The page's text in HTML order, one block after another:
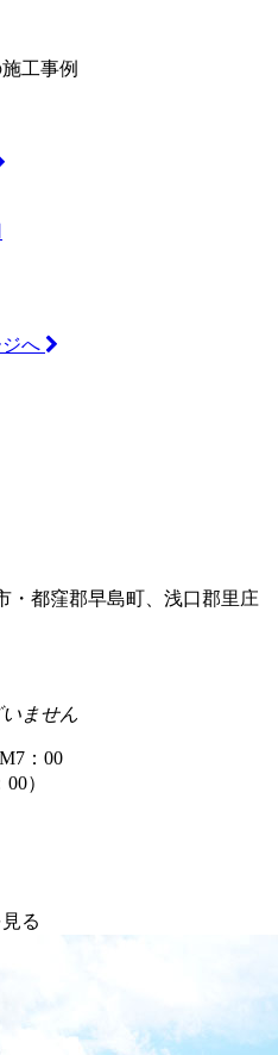
工事例
へ
・都窪郡早島町、浅口郡里庄
ません
：00
）
る